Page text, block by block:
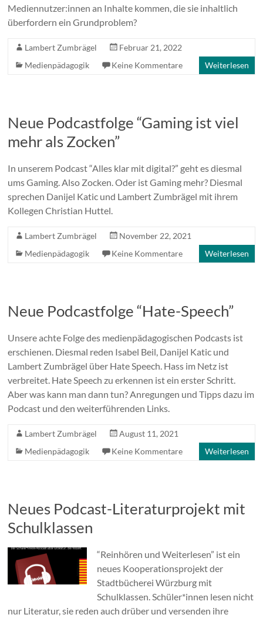
Mediennutzer:innen an Inhalte kommen, die sie inhaltlich
überfordern ein Grundproblem?
Lambert Zumbrägel
Februar 21, 2022
Medienpädagogik
Keine Kommentare Weiterlesen
Neue Podcastfolge “Gaming ist viel
mehr als Zocken”
In unserem Podcast “Alles klar mit digital?” geht es diesmal
ums Gaming. Also Zocken. Oder ist Gaming mehr? Diesmal
sprechen Danijel Katic und Lambert Zumbrägel mit ihrem
Kollegen Christian Huttel.
Lambert Zumbrägel
November 22, 2021
Medienpädagogik
Keine Kommentare Weiterlesen
Neue Podcastfolge “Hate-Speech”
Unsere achte Folge des medienpädagogischen Podcasts ist
erschienen. Diesmal reden Isabel Beil, Danijel Katic und
Lambert Zumbrägel über Hate Speech. Hass im Netz ist
verbreitet. Hate Speech zu erkennen ist ein erster Schritt.
Aber was kann man dann tun? Anregungen und Tipps dazu im
Podcast und den weiterführenden Links.
Lambert Zumbrägel
August 11, 2021
Medienpädagogik
Keine Kommentare Weiterlesen
Neues Podcast-Literaturprojekt mit
Schulklassen
“Reinhören und Weiterlesen” ist ein
neues Kooperationsprojekt der
Stadtbücherei Würzburg mit
Schulklassen. Schüler*innen lesen nicht
nur Literatur, sie reden auch drüber und versenden ihre